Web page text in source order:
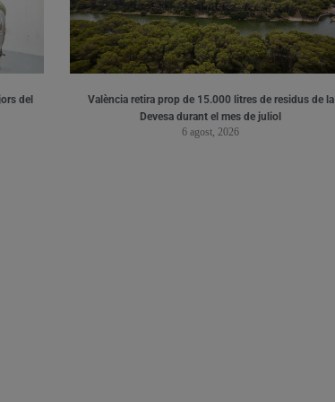
del
València retira prop de 15.000 litres de residus de la
Devesa durant el mes de juliol
6 agost, 2026